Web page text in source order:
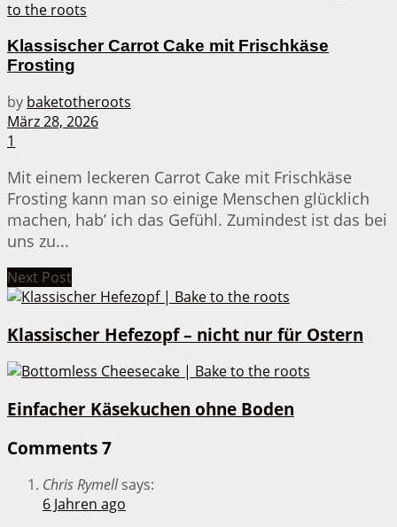
Klassischer Carrot Cake mit Frischkäse
Frosting
by baketotheroots
März 28, 2026
1
Mit einem leckeren Carrot Cake mit Frischkäse
Frosting kann man so einige Menschen glücklich
machen, hab’ ich das Gefühl. Zumindest ist das bei
uns zu...
Next Post
Klassischer Hefezopf – nicht nur für Ostern
Einfacher Käsekuchen ohne Boden
Comments 7
Chris Rymell says:
6 Jahren ago